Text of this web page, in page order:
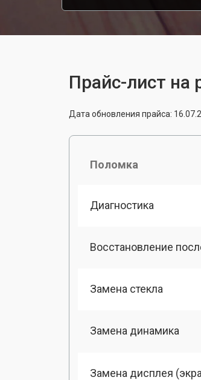
Прайс-лист на
Дата обновления прайса:
Поломка
Диагностика
Восстановление
Замена стекла
Замена динамика
Замена дисплея